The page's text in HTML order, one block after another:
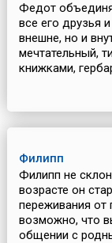
Федот
все его друзья
внешне, но и
мечтательный,
книжками,
Филипп
Филипп не
возрасте он
переживания от
возможно, что
общении с